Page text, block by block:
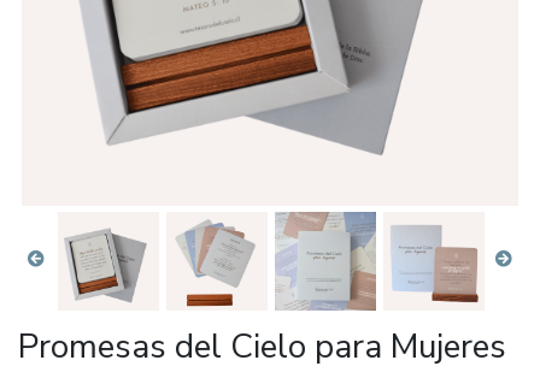
Promesas del Cielo para Mujeres